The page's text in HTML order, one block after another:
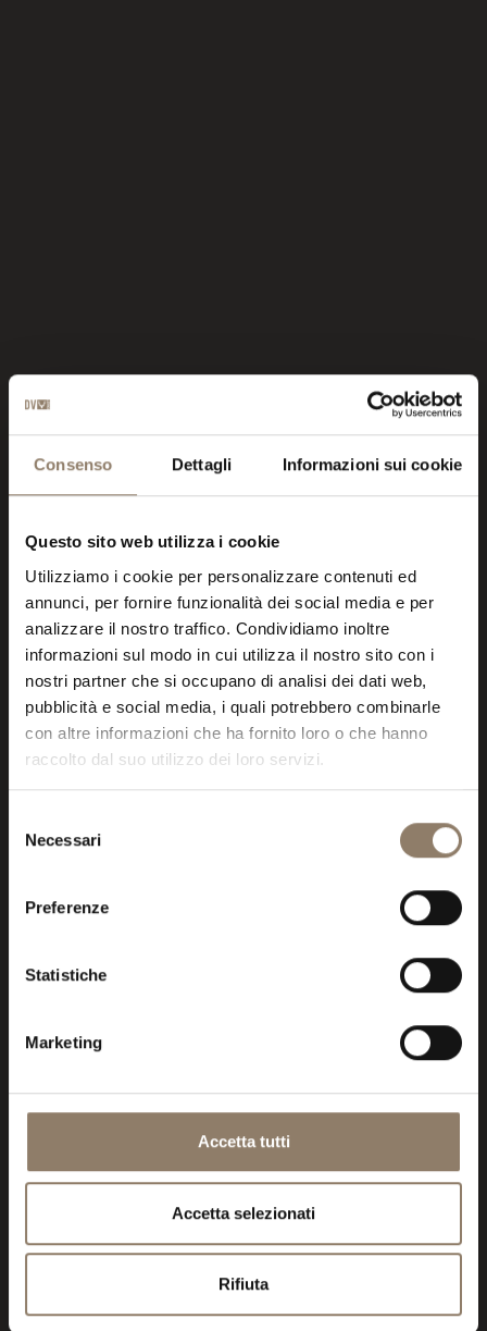
Consenso Dettagli Informazioni sui cookie
Questo sito web utilizza i cookie
Utilizziamo i cookie per personalizzare contenuti ed
annunci, per fornire funzionalità dei social media e per
analizzare il nostro traffico. Condividiamo inoltre
informazioni sul modo in cui utilizza il nostro sito con i
nostri partner che si occupano di analisi dei dati web,
pubblicità e social media, i quali potrebbero combinarle
con altre informazioni che ha fornito loro o che hanno
raccolto dal suo utilizzo dei loro servizi.
delNecessari
Preferenze
Statistiche
Marketing
Accetta tutti
Accetta selezionati
Rifiuta
UNA SPA FONTE DI
BENESSERE